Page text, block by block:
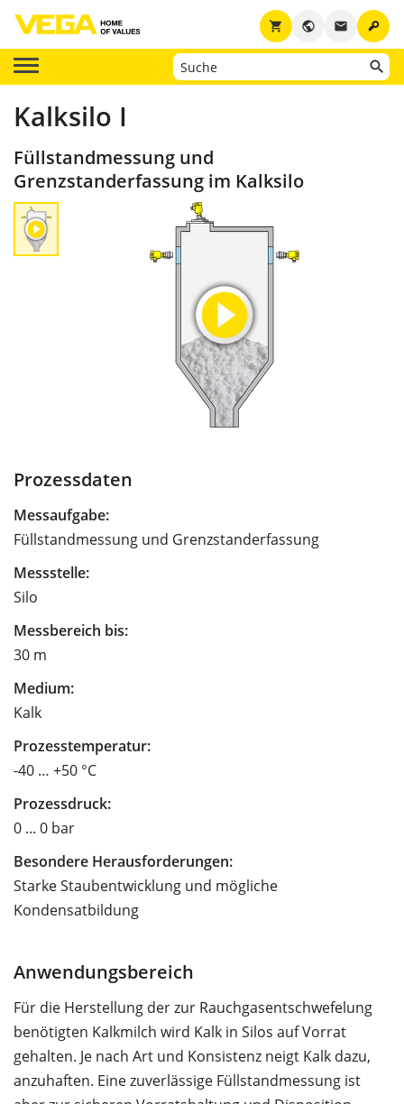
key
email
public
shopping_cart
Kalksilo I
Füllstandmessung und
Grenzstanderfassung im Kalksilo
Prozessdaten
Messaufgabe:
Füllstandmessung und Grenzstanderfassung
Messstelle:
Silo
Messbereich bis:
30 m
Medium:
Kalk
Prozesstemperatur:
-40 … +50 °C
Prozessdruck:
0 ... 0 bar
Besondere Herausforderungen:
Starke Staubentwicklung und mögliche
Kondensatbildung
Anwendungsbereich
Für die Herstellung der zur Rauchgasentschwefelung
benötigten Kalkmilch wird Kalk in Silos auf Vorrat
gehalten. Je nach Art und Konsistenz neigt Kalk dazu,
anzuhaften. Eine zuverlässige Füllstandmessung ist